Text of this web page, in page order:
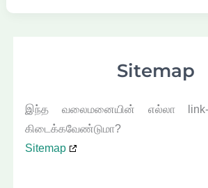
Sitemap
இந்த வலைமனையின் எல்லா link-
கிடைக்கவேண்டுமா?
Sitemap